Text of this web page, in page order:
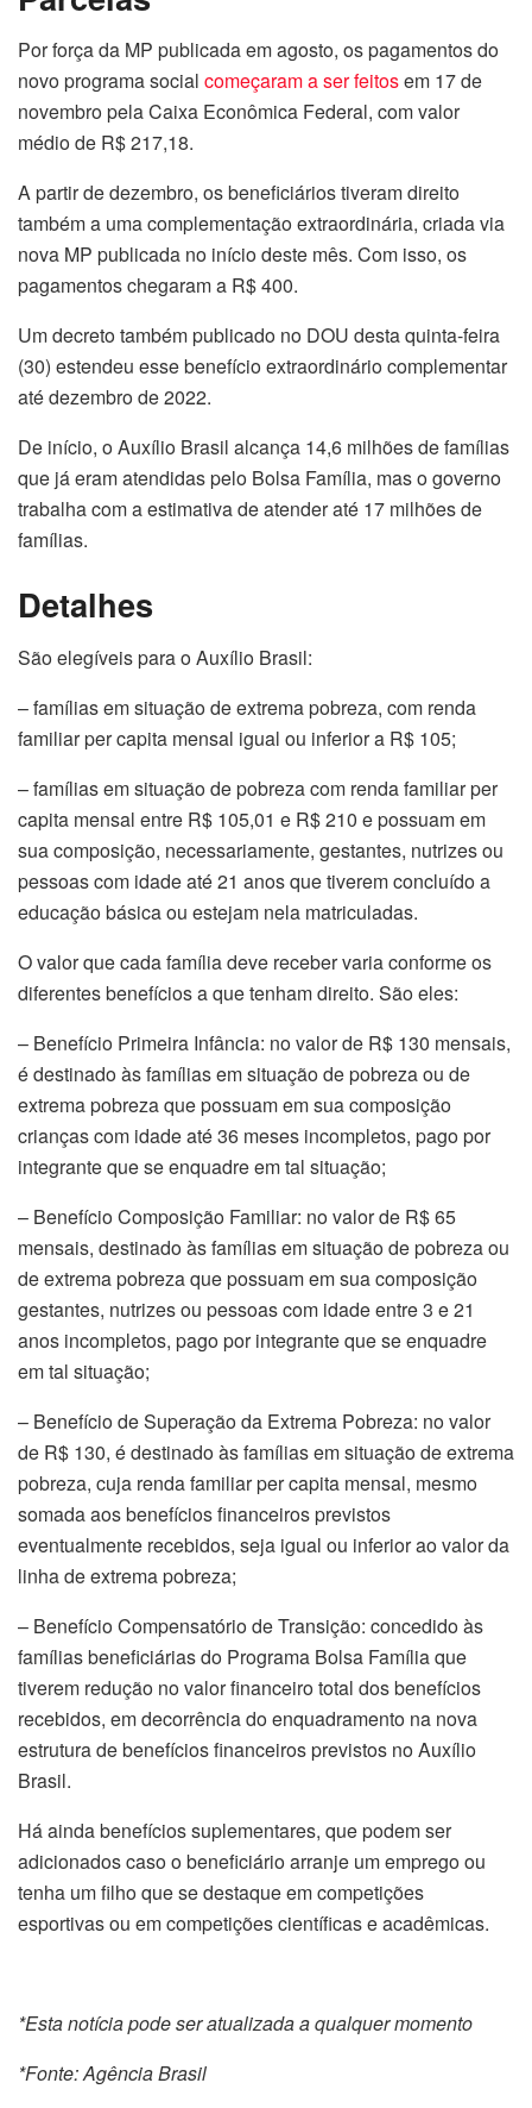
Por força da MP publicada em agosto, os pagamentos do
novo programa social começaram a ser feitosem 17 de
novembropela Caixa Econômica Federal, com valor
médio de R$ 217,18.
A partirde dezembro, os beneficiários tiveram direito
também a uma complementação extraordinária, criada via
nova MP publicada no início deste mês. Com isso, os
pagamentos chegaram a R$ 400.
Um decreto também publicado no DOU destaquinta-feira
(30) estendeu esse benefício extraordinário complementar
até dezembro de 2022.
De início, o Auxílio Brasil alcança 14,6 milhões de famílias
que já eram atendidas pelo Bolsa Família, mas o governo
trabalha com a estimativa de atender até 17 milhões de
famílias.
Detalhes
São elegíveis para o Auxílio Brasil:
– famílias em situação de extrema pobreza, com renda
familiar per capita mensal igual ou inferior a R$ 105;
– famílias em situação de pobreza com renda familiar per
capita mensal entre R$ 105,01 e R$ 210 e possuam em
sua composição, necessariamente, gestantes, nutrizes ou
pessoas com idade até 21 anos que tiverem concluído a
educação básica ou estejam nela matriculadas.
O valor que cada família deve receber varia conforme os
diferentes benefícios a que tenham direito. São eles:
– Benefício Primeira Infância: no valor de R$ 130 mensais,
é destinado às famílias em situação de pobreza ou de
extrema pobreza que possuam em sua composição
crianças com idade até 36 meses incompletos, pago por
integrante que se enquadre em tal situação;
– Benefício Composição Familiar: no valor de R$ 65
mensais, destinado às famílias em situação de pobreza ou
de extrema pobreza que possuam em sua composição
gestantes, nutrizes ou pessoas com idade entre 3 e 21
anos incompletos, pago por integrante que se enquadre
em tal situação;
– Benefício de Superação da Extrema Pobreza: no valor
de R$ 130, é destinado às famílias em situação de extrema
pobreza, cuja renda familiar per capita mensal, mesmo
somada aos benefícios financeiros previstos
eventualmente recebidos, seja igual ou inferior ao valor da
linha de extrema pobreza;
– Benefício Compensatório de Transição: concedido às
famílias beneficiárias do Programa Bolsa Família que
tiverem redução no valor financeiro total dos benefícios
recebidos, em decorrência do enquadramento na nova
estrutura de benefícios financeiros previstos no Auxílio
Brasil.
Há ainda benefícios suplementares, que podem ser
adicionados caso o beneficiário arranje um emprego ou
tenha um filho que se destaque em competições
esportivas ou em competições científicas e acadêmicas.
*Esta notícia pode ser atualizada a qualquer momento
*Fonte: Agência Brasil